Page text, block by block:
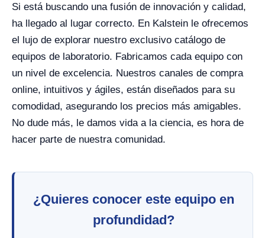
Si está buscando una fusión de innovación y calidad,
ha llegado al lugar correcto. En Kalstein le ofrecemos
el lujo de explorar nuestro exclusivo catálogo de
equipos de laboratorio. Fabricamos cada equipo con
un nivel de excelencia. Nuestros canales de compra
online, intuitivos y ágiles, están diseñados para su
comodidad, asegurando los precios más amigables.
No dude más, le damos vida a la ciencia, es hora de
hacer parte de nuestra comunidad.
¿Quieres conocer este equipo en
profundidad?